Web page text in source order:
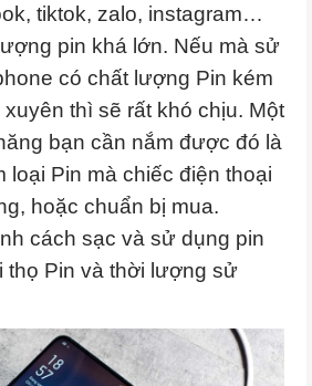
tiktok, zalo, instagram…
pin khá lớn. Nếu mà sử
có chất lượng Pin kém
thì sẽ rất khó chịu. Một
bạn cần nắm được đó là
loại Pin mà chiếc điện thoại
hoặc chuẩn bị mua.
cách sạc và sử dụng pin
thọ Pin và thời lượng sử